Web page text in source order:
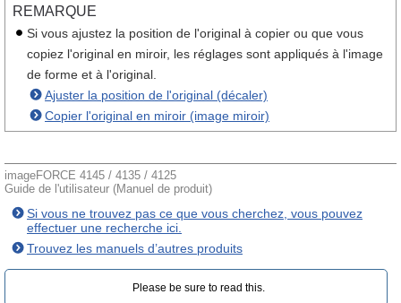
REMARQUE
Si vous ajustez la position de l'original à copier ou que vous
copiez l'original en miroir, les réglages sont appliqués à l'image
de forme et à l'original.
Ajuster la position de l'original (décaler)
Copier l'original en miroir (image miroir)
imageFORCE 4145 / 4135 / 4125
Guide de l'utilisateur (Manuel de produit)
Si vous ne trouvez pas ce que vous cherchez, vous pouvez
effectuer une recherche ici.
Trouvez les manuels d’autres produits
Please be sure to read this.‎